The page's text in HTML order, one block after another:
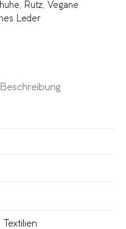
, Rutz, Vegane
Leder
Beschreibung
Textilien